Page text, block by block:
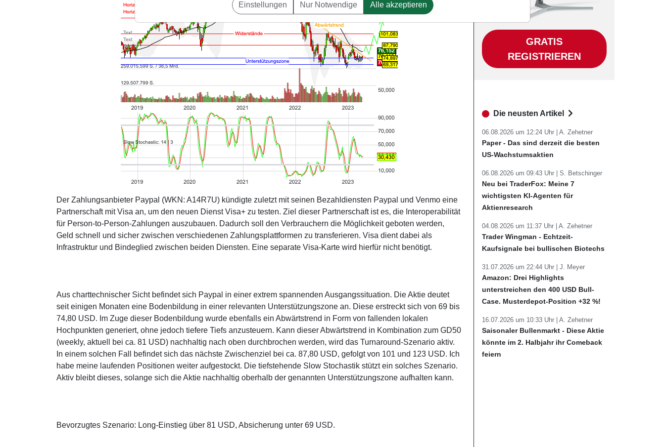
Der Zahlungsanbieter Paypal (WKN: A14R7U) kündigte zuletzt mit seinen Bezahldiensten Paypal und Venmo eine
Partnerschaft mit Visa an, um den neuen Dienst Visa+ zu testen. Ziel dieser Partnerschaft ist es, die Interoperabilität
für Person-to-Person-Zahlungen auszubauen. Dadurch soll den Verbrauchern die Möglichkeit geboten werden,
Geld schnell und sicher zwischen verschiedenen Zahlungsplattformen zu transferieren. Visa dient dabei als
Infrastruktur und Bindeglied zwischen beiden Diensten. Eine separate Visa-Karte wird hierfür nicht benötigt.
Aus charttechnischer Sicht befindet sich Paypal in einer extrem spannenden Ausgangssituation. Die Aktie deutet
seit einigen Monaten eine Bodenbildung in einer relevanten Unterstützungszone an. Diese erstreckt sich von 69 bis
74,80 USD. Im Zuge dieser Bodenbildung wurde ebenfalls ein Abwärtstrend in Form von fallenden lokalen
Hochpunkten generiert, ohne jedoch tiefere Tiefs anzusteuern. Kann dieser Abwärtstrend in Kombination zum GD50
(weekly, aktuell bei ca. 81 USD) nachhaltig nach oben durchbrochen werden, wird das Turnaround-Szenario aktiv.
In einem solchen Fall befindet sich das nächste Zwischenziel bei ca. 87,80 USD, gefolgt von 101 und 123 USD. Ich
habe meine laufenden Positionen weiter aufgestockt. Die tiefstehende Slow Stochastik stützt ein solches Szenario.
Aktiv bleibt dieses, solange sich die Aktie nachhaltig oberhalb der genannten Unterstützungszone aufhalten kann.
Bevorzugtes Szenario: Long-Einstieg über 81 USD, Absicherung unter 69 USD.
GRATIS
REGISTRIEREN
Die neusten Artikel
06.08.2026 um 12:24 Uhr | A. Zehetner
Paper - Das sind derzeit die besten
US-Wachstumsaktien
06.08.2026 um 09:43 Uhr | S. Betschinger
Neu bei TraderFox: Meine 7
wichtigsten KI-Agenten für
Aktienresearch
04.08.2026 um 11:37 Uhr | A. Zehetner
Trader Wingman - Echtzeit-
Kaufsignale bei bullischen Biotechs
31.07.2026 um 22:44 Uhr | J. Meyer
Amazon: Drei Highlights
unterstreichen den 400 USD Bull-
Case. Musterdepot-Position +32 %!
16.07.2026 um 10:33 Uhr | A. Zehetner
Saisonaler Bullenmarkt - Diese Aktie
könnte im 2. Halbjahr ihr Comeback
feiern
Einstellungen Nur Notwendige Alle akzeptieren